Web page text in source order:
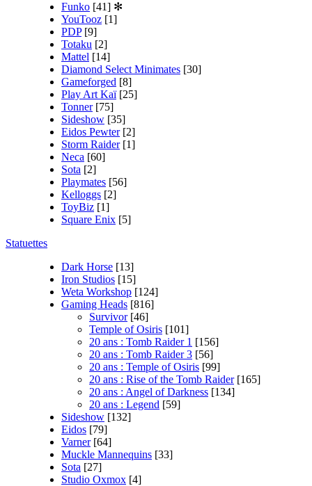
Funko [41] ✻
YouTooz [1]
PDP [9]
Totaku [2]
Mattel [14]
Diamond Select Minimates [30]
Gameforged [8]
Play Art Kaï [25]
Tonner [75]
Sideshow [35]
Eidos Pewter [2]
Storm Raider [1]
Neca [60]
Sota [2]
Playmates [56]
Kelloggs [2]
ToyBiz [1]
Square Enix [5]
Statuettes
Dark Horse [13]
Iron Studios [15]
Weta Workshop [124]
Gaming Heads [816]
Survivor [46]
Temple of Osiris [101]
20 ans : Tomb Raider 1 [156]
20 ans : Tomb Raider 3 [56]
20 ans : Temple of Osiris [99]
20 ans : Rise of the Tomb Raider [165]
20 ans : Angel of Darkness [134]
20 ans : Legend [59]
Sideshow [132]
Eidos [79]
Varner [64]
Muckle Mannequins [33]
Sota [27]
Studio Oxmox [4]